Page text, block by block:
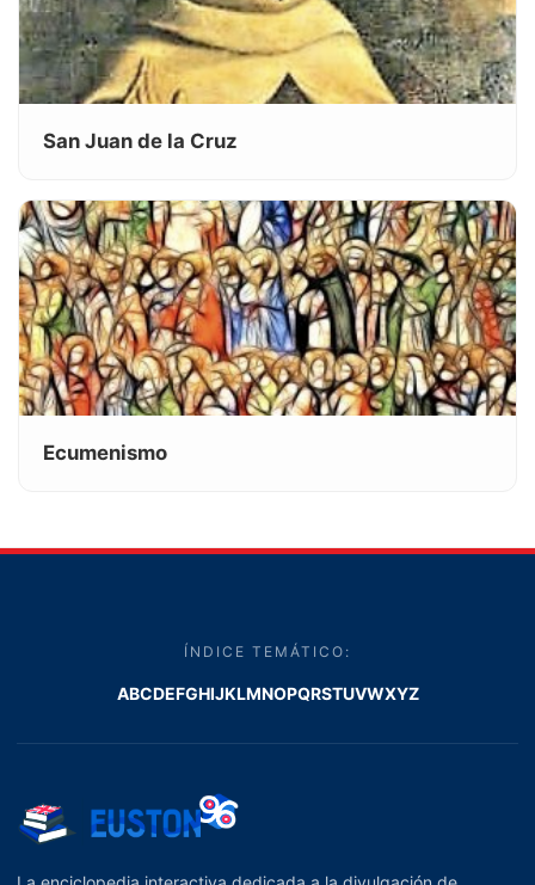
San Juan de la Cruz
Ecumenismo
ÍNDICE TEMÁTICO:
ABCDEFGHIJKLMNOPQRSTUVWXYZ